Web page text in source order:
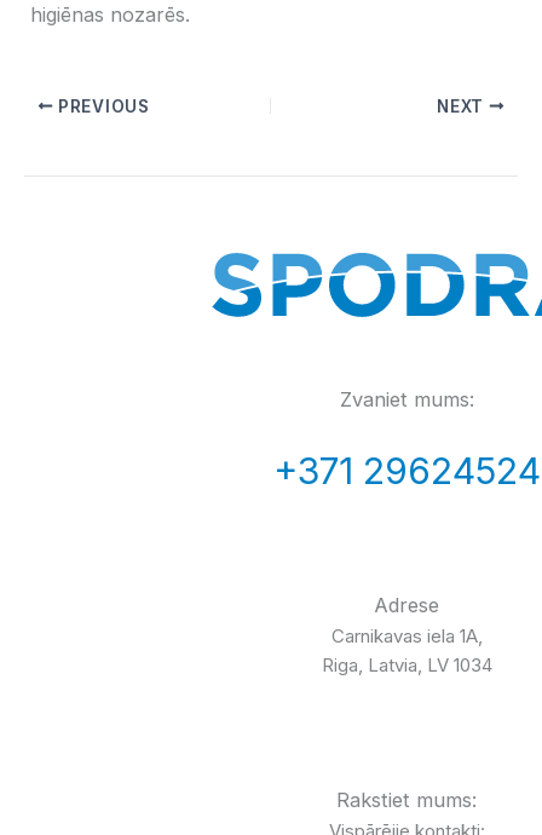
higiēnas nozarēs.
PREVIOUS NEXT
Zvaniet mums:
+371 29624524
Adrese
Carnikavas iela 1A,
Riga, Latvia, LV 1034
Rakstiet mums: